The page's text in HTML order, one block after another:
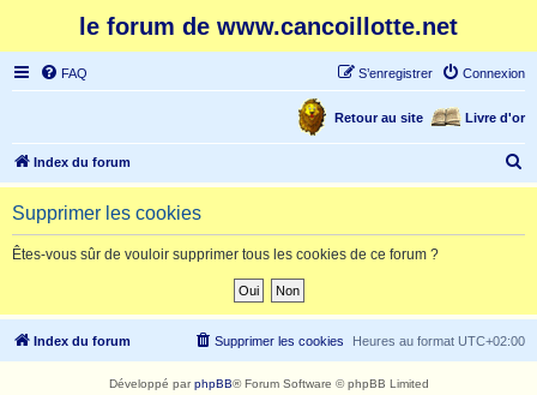
le forum de www.cancoillotte.net
FAQ Connexion
S’enregistrer
Livre d'or
Retour au site
Index du forum
e
h
Supprimer les cookies
Êtes-vous sûr de vouloir supprimer tous les cookies de ce forum ?
Index du forum Heures au format UTC+02:00
Supprimer les cookies
Développé parphpBB® Forum Software © phpBB Limited